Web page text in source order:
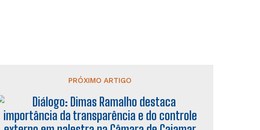
PRÓXIMO ARTIGO